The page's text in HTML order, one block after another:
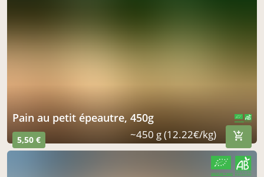
pain au petit épeautre, 450g
5,50 € ~450 g (12.22€/kg)
CERTIFIÉ PAR FR-BIO-09
AGRICULTURE FRANCE